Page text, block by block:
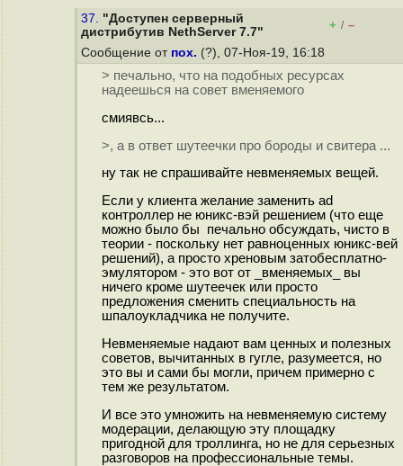
37. "Доступен серверный
дистрибутив NethServer 7.7"
+ / –
Сообщение от пох. (?), 07-Ноя-19, 16:18
> печально, что на подобных ресурсах
надеешься на совет вменяемого
смиявсь...
>, а в ответ шутеечки про бороды и свитера ...
ну так не спрашивайте невменяемых вещей.
Если у клиента желание заменить ad
контроллер не юникс-вэй решением (что еще
можно было бы печально обсуждать, чисто в
теории - поскольку нет равноценных юникс-вей
решений), а просто хреновым затобесплатно-
эмулятором - это вот от _вменяемых_ вы
ничего кроме шутеечек или просто
предложения сменить специальность на
шпалоукладчика не получите.
Невменяемые надают вам ценных и полезных
советов, вычитанных в гугле, разумеется, но
это вы и сами бы могли, причем примерно с
тем же результатом.
И все это умножить на невменяемую систему
модерации, делающую эту площадку
пригодной для троллинга, но не для серьезных
разговоров на профессиональные темы.